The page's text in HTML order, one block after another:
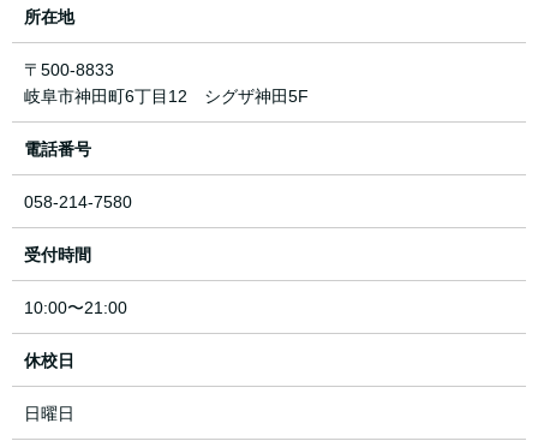
所在地
〒500-8833
岐阜市神田町6丁目12 シグザ神田5F
電話番号
058-214-7580
受付時間
10:00〜21:00
休校日
日曜日